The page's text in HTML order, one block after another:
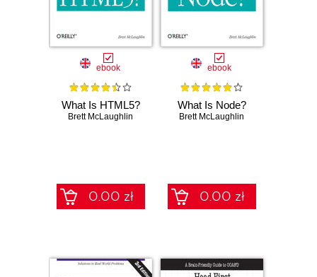
ebook
What Is HTML5?
Brett McLaughlin
0.00 zł
ebook
What Is Node?
Brett McLaughlin
0.00 zł